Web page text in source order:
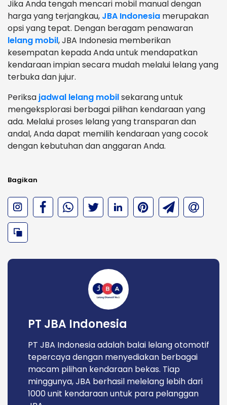
Jika Anda tengah mencari mobil manual dengan
harga yang terjangkau, JBA Indonesia merupakan
opsi yang tepat. Dengan beragam penawaran
lelang mobil, JBA Indonesia memberikan
kesempatan kepada Anda untuk mendapatkan
kendaraan impian secara mudah melalui lelang yang
terbuka dan jujur.
Periksa jadwal lelang mobilsekarang untuk
mengeksplorasi berbagai pilihan kendaraan yang
ada. Melalui proses lelang yang transparan dan
andal, Anda dapat memilih kendaraan yang cocok
dengan kebutuhan dan anggaran Anda.
Bagikan
PT JBA Indonesia
PT JBA Indonesia adalah balai lelang otomotif
tepercaya dengan menyediakan berbagai
macam pilihan kendaraan bekas. Tiap
minggunya, JBA berhasil melelang lebih dari
1000 unit kendaraan untuk para pelanggan